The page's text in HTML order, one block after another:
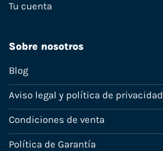
Tu cuenta
Sobre nosotros
Blog
Aviso legal y política de privacidad
Condiciones de venta
Política de Garantía